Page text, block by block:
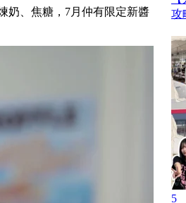
奶、焦糖，7月仲有限定新醬
攻
5